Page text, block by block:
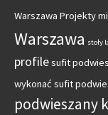
Warszawa Projekty
Warszawa stoły
profilesufit
wykonać sufit
podwieszany